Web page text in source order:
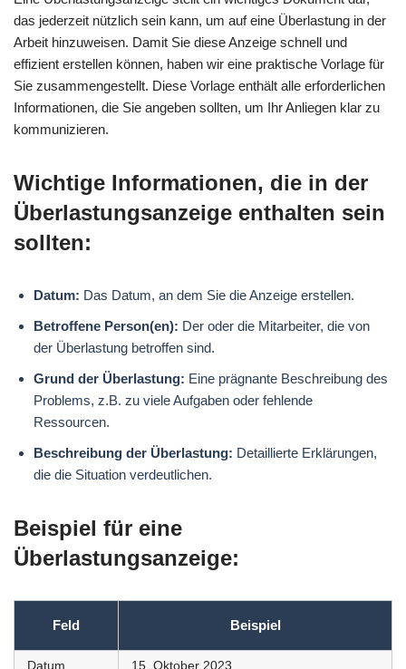
das jederzeit nützlich sein kann, um auf eine Überlastung in der
Arbeit hinzuweisen. Damit Sie diese Anzeige schnell und
effizient erstellen können, haben wir eine praktische Vorlage für
Sie zusammengestellt. Diese Vorlage enthält alle erforderlichen
Informationen, die Sie angeben sollten, um Ihr Anliegen klar zu
kommunizieren.
Wichtige Informationen, die in der
Überlastungsanzeige enthalten sein
sollten:
Datum: Das Datum, an dem Sie die Anzeige erstellen.
Betroffene Person(en): Der oder die Mitarbeiter, die von
der Überlastung betroffen sind.
Grund der Überlastung: Eine prägnante Beschreibung des
Problems, z.B. zu viele Aufgaben oder fehlende
Ressourcen.
Beschreibung der Überlastung: Detaillierte Erklärungen,
die die Situation verdeutlichen.
Beispiel für eine
Überlastungsanzeige:
Feld Beispiel
Datum 15. Oktober 2023